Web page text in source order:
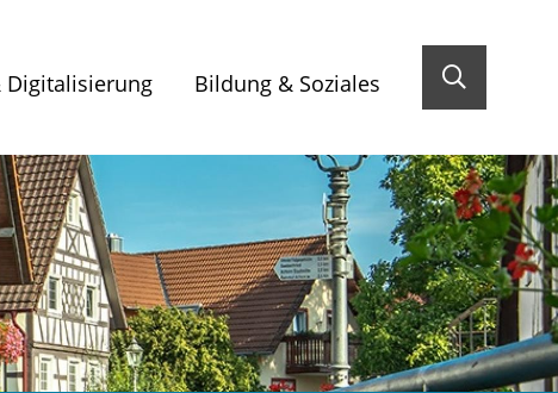
Digitalisierung Bildung & Soziales